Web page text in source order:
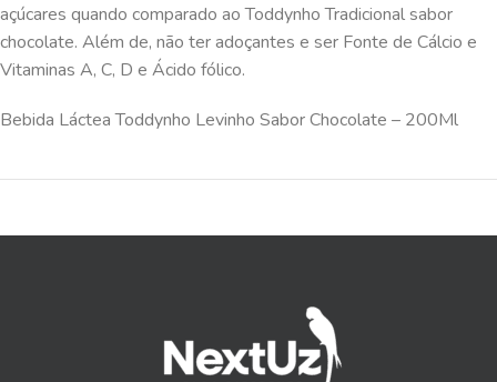
açúcares quando comparado ao Toddynho Tradicional sabor
chocolate. Além de, não ter adoçantes e ser Fonte de Cálcio e
Vitaminas A, C, D e Ácido fólico.
Bebida Láctea Toddynho Levinho Sabor Chocolate – 200Ml